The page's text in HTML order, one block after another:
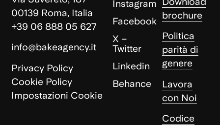
00139 Roma, Italia
+39 06 888 05 627
info@bakeagency.it
Privacy Policy
Cookie Policy
Impostazioni Cookie
Instagram
Facebook
X –
Twitter
Linkedin
Behance
brochure
Politica
parità di
genere
Lavora
con Noi
Codice